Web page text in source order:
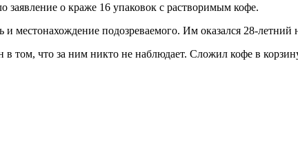
о краже 16 упаковок с растворимым кофе.
местонахождение подозреваемого. Им оказался 28-
том, что за ним никто не наблюдает. Сложил кофе в